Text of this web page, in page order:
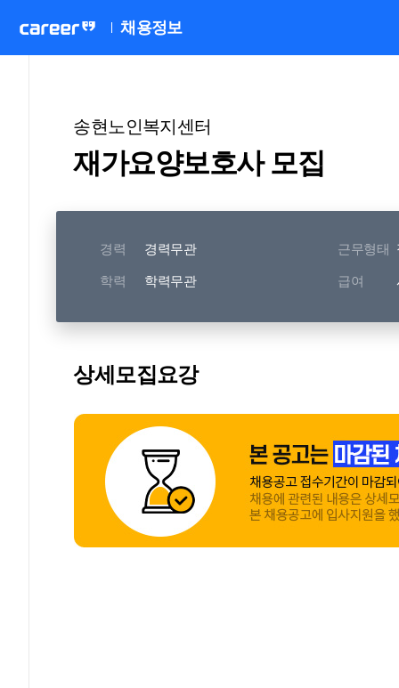
채용정보
송현노인복지센터
재가요양보호사 모집
경력 경력무관 근무형태
학력 학력무관 급여
상세모집요강